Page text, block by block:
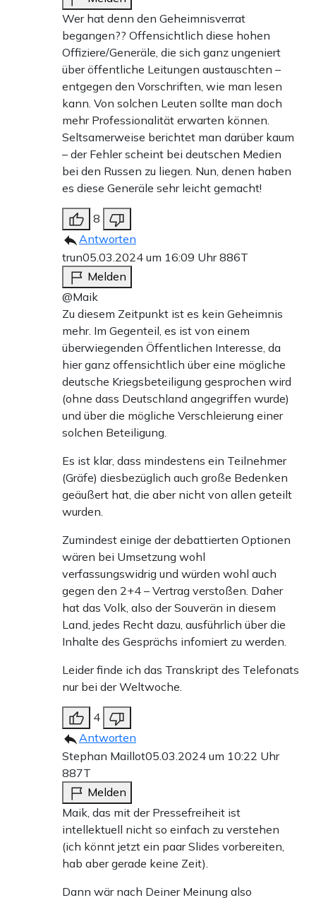
Wer hat denn den Geheimnisverrat
begangen?? Offensichtlich diese hohen
Offiziere/Generäle, die sich ganz ungeniert
über öffentliche Leitungen austauschten –
entgegen den Vorschriften, wie man lesen
kann. Von solchen Leuten sollte man doch
mehr Professionalität erwarten können.
Seltsamerweise berichtet man darüber kaum
– der Fehler scheint bei deutschen Medien
bei den Russen zu liegen. Nun, denen haben
es diese Generäle sehr leicht gemacht!
8
Antworten
trun05.03.2024 um 16:09 Uhr886T
Melden
@Maik
Zu diesem Zeitpunkt ist es kein Geheimnis
mehr. Im Gegenteil, es ist von einem
überwiegenden Öffentlichen Interesse, da
hier ganz offensichtlich über eine mögliche
deutsche Kriegsbeteiligung gesprochen wird
(ohne dass Deutschland angegriffen wurde)
und über die mögliche Verschleierung einer
solchen Beteiligung.
Es ist klar, dass mindestens ein Teilnehmer
(Gräfe) diesbezüglich auch große Bedenken
geäußert hat, die aber nicht von allen geteilt
wurden.
Zumindest einige der debattierten Optionen
wären bei Umsetzung wohl
verfassungswidrig und würden wohl auch
gegen den 2+4 – Vertrag verstoßen. Daher
hat das Volk, also der Souverän in diesem
Land, jedes Recht dazu, ausführlich über die
Inhalte des Gesprächs infomiert zu werden.
Leider finde ich das Transkript des Telefonats
nur bei der Weltwoche.
4
Antworten
Stephan Maillot05.03.2024 um 10:22 Uhr
887T
Melden
Maik, das mit der Pressefreiheit ist
intellektuell nicht so einfach zu verstehen
(ich könnt jetzt ein paar Slides vorbereiten,
hab aber gerade keine Zeit).
Dann wär nach Deiner Meinung also